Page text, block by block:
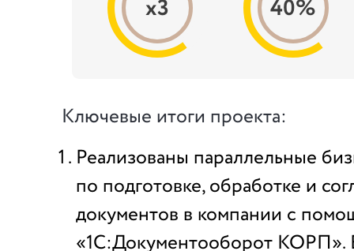
х3 40%
Ключевые итоги проекта:
Реализованы параллельные
по подготовке, обработке и
документов в компании с
«1С:Документооборот КОРП».